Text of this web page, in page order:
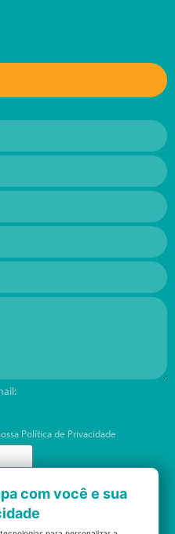
Política de Privacidade
com você e sua